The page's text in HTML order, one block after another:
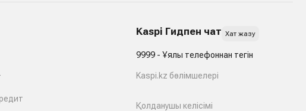
Kaspi Гидпен чат Хат жазу
9999 - Ұялы телефоннан тегін
Kaspi.kz бөлімшелері
Қолданушы келісімі